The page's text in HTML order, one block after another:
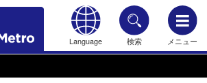
Language 検索 メニュー